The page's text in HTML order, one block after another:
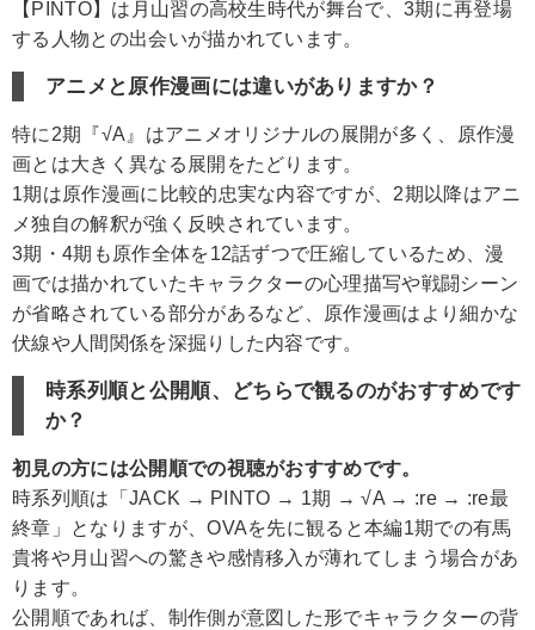
【PINTO】は月山習の高校生時代が舞台で、3期に再登場
する人物との出会いが描かれています。
アニメと原作漫画には違いがありますか？
特に2期『√A』はアニメオリジナルの展開が多く、原作漫
画とは大きく異なる展開をたどります。
1期は原作漫画に比較的忠実な内容ですが、2期以降はアニ
メ独自の解釈が強く反映されています。
3期・4期も原作全体を12話ずつで圧縮しているため、漫
画では描かれていたキャラクターの心理描写や戦闘シーン
が省略されている部分があるなど、原作漫画はより細かな
伏線や人間関係を深掘りした内容です。
時系列順と公開順、どちらで観るのがおすすめです
か？
初見の方には公開順での視聴がおすすめです。
時系列順は「JACK → PINTO → 1期 → √A → :re → :re最
終章」となりますが、OVAを先に観ると本編1期での有馬
貴将や月山習への驚きや感情移入が薄れてしまう場合があ
ります。
公開順であれば、制作側が意図した形でキャラクターの背